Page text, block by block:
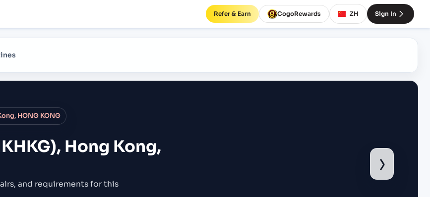
Refer & Earn CogoRewards ZH Sign In
HONG KONG
Hong Kong,
and requirements for this
›